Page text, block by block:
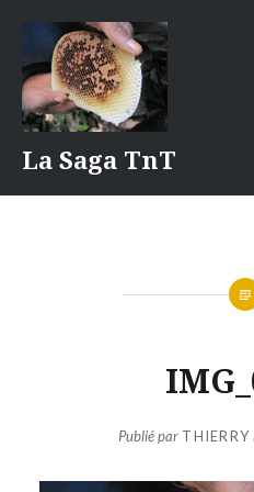
contenu
La Saga TnT
Publié par THIERRY